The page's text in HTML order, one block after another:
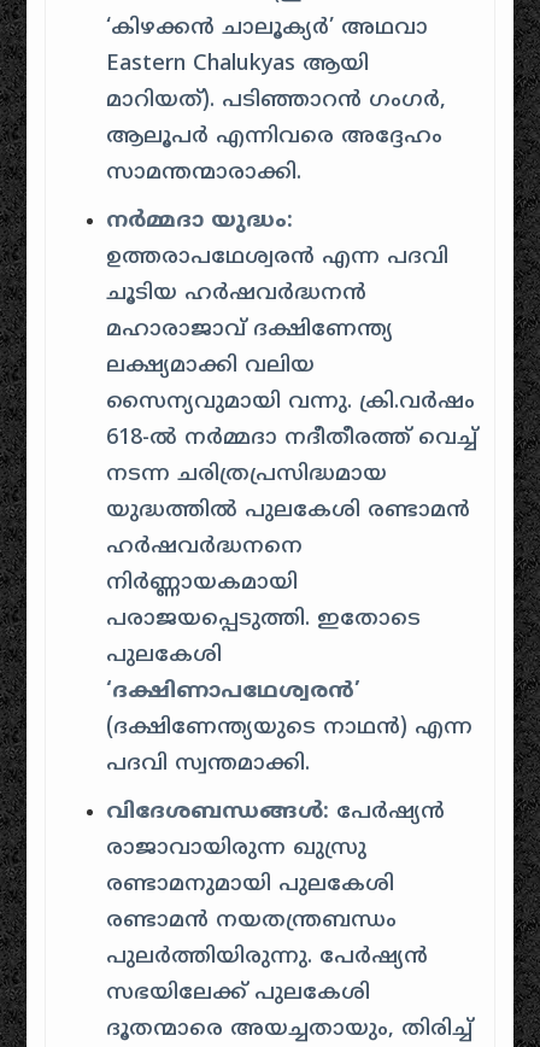
‘കിഴക്കൻ ചാലൂക്യർ’ അഥവാ
Eastern Chalukyas ആയി
മാറിയത്). പടിഞ്ഞാറൻ ഗംഗർ,
ആലൂപർ എന്നിവരെ അദ്ദേഹം
സാമന്തന്മാരാക്കി.
നർമ്മദാ യുദ്ധം:
ഉത്തരാപഥേശ്വരൻ എന്ന പദവി
ചൂടിയ ഹർഷവർദ്ധനൻ
മഹാരാജാവ് ദക്ഷിണേന്ത്യ
ലക്ഷ്യമാക്കി വലിയ
സൈന്യവുമായി വന്നു. ക്രി.വർഷം
618-ൽ നർമ്മദാ നദീതീരത്ത് വെച്ച്
നടന്ന ചരിത്രപ്രസിദ്ധമായ
യുദ്ധത്തിൽ പുലകേശി രണ്ടാമൻ
ഹർഷവർദ്ധനനെ
നിർണ്ണായകമായി
പരാജയപ്പെടുത്തി. ഇതോടെ
പുലകേശി
‘ദക്ഷിണാപഥേശ്വരൻ’
(ദക്ഷിണേന്ത്യയുടെ നാഥൻ) എന്ന
പദവി സ്വന്തമാക്കി.
വിദേശബന്ധങ്ങൾ: പേർഷ്യൻ
രാജാവായിരുന്ന ഖുസ്രു
രണ്ടാമനുമായി പുലകേശി
രണ്ടാമൻ നയതന്ത്രബന്ധം
പുലർത്തിയിരുന്നു. പേർഷ്യൻ
സഭയിലേക്ക് പുലകേശി
ദൂതന്മാരെ അയച്ചതായും, തിരിച്ച്